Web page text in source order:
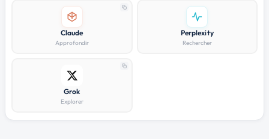
Claude
Approfondir
Perplexity
Rechercher
Grok
Explorer